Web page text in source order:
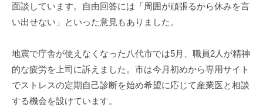
面談しています。自由回答には「周囲が頑張るから休みを言
い出せない」といった意見もありました。
地震で庁舎が使えなくなった八代市では5月、職員2人が精神
的な疲労を上司に訴えました。市は今月初めから専用サイト
でストレスの定期自己診断を始め希望に応じて産業医と相談
する機会を設けています。